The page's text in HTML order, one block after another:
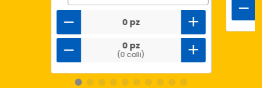
0 pz
0 pz
(0 colli)